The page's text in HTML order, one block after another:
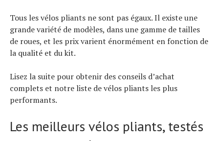
Tous les vélos pliants ne sont pas égaux. Il existe une
grande variété de modèles, dans une gamme de tailles
de roues, et les prix varient énormément en fonction de
la qualité et du kit.
Lisez la suite pour obtenir des conseils d’achat
complets et notre liste de vélos pliants les plus
performants.
Les meilleurs vélos pliants, testés